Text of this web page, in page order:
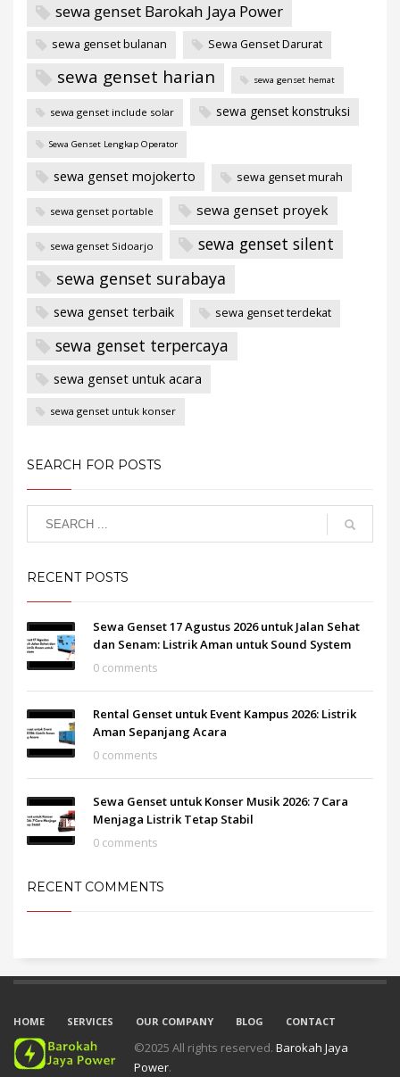
sewa genset Barokah Jaya Power
sewa genset bulanan Sewa Genset Darurat
sewa genset harian sewa genset hemat
sewa genset include solar sewa genset konstruksi
Sewa Genset Lengkap Operator
sewa genset mojokerto sewa genset murah
sewa genset portable sewa genset proyek
sewa genset Sidoarjo
sewa genset silent
sewa genset surabaya
sewa genset terbaik sewa genset terdekat
sewa genset terpercaya
sewa genset untuk acara
sewa genset untuk konser
SEARCH FOR POSTS
RECENT POSTS
Sewa Genset 17 Agustus 2026 untuk Jalan Sehat
dan Senam: Listrik Aman untuk Sound System
0 comments
Rental Genset untuk Event Kampus 2026: Listrik
Aman Sepanjang Acara
0 comments
Sewa Genset untuk Konser Musik 2026: 7 Cara
Menjaga Listrik Tetap Stabil
0 comments
RECENT COMMENTS
HOME SERVICES OUR COMPANY BLOG CONTACT
©2025 All rights reserved. Barokah Jaya
Power.